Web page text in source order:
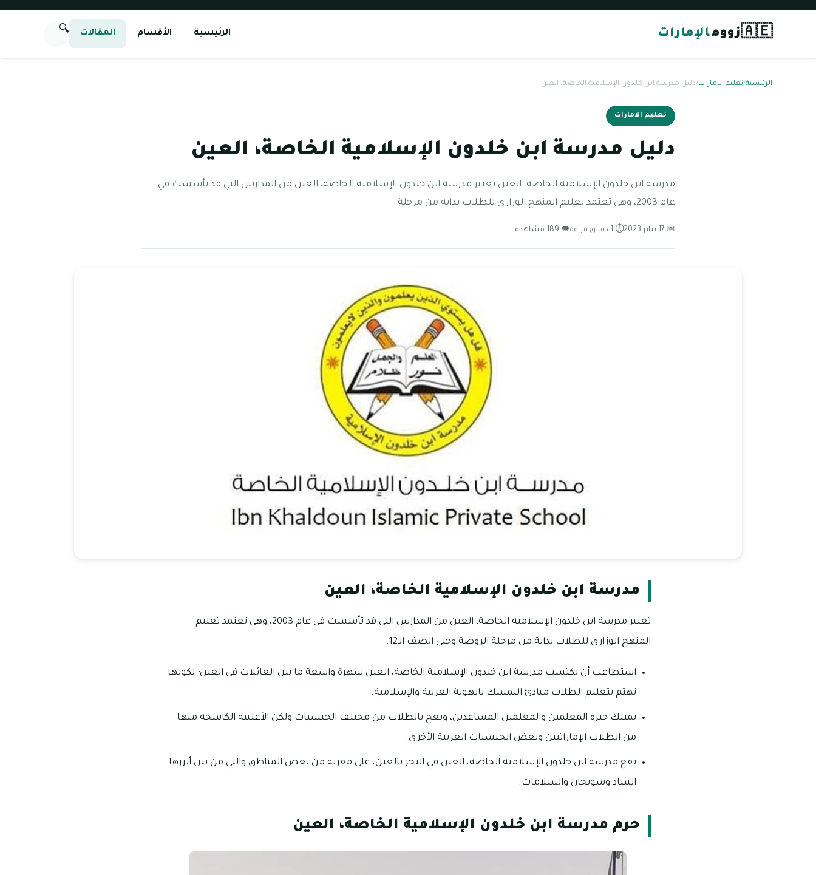
🇦🇪زوومالإمارات الرئيسية الأقسام المقالات 🔍
الرئيسية/تعليم الامارات/دليل مدرسة ابن خلدون الإسلامية الخاصة، العين
تعليم الامارات
دليل مدرسة ابن خلدون الإسلامية الخاصة، العين
مدرسة ابن خلدون الإسلامية الخاصة، العين تعتبر مدرسة ابن خلدون الإسلامية الخاصة، العين من المدارس التي قد تأسست في
عام 2003، وهي تعتمد تعليم المنهج الوزاري للطلاب بداية من مرحلة
📅 17 يناير 2023 ⏱ 1 دقائق قراءة 👁 189 مشاهدة
مدرسة ابن خلدون الإسلامية الخاصة، العين
تعتبر مدرسة ابن خلدون الإسلامية الخاصة، العين من المدارس التي قد تأسست في عام 2003، وهي تعتمد تعليم
المنهج الوزاري للطلاب بداية من مرحلة الروضة وحتى الصف الـ12.
استطاعت أن تكتسب مدرسة ابن خلدون الإسلامية الخاصة، العين شهرة واسعة ما بين العائلات في العين؛ لكونها
تهتم بتعليم الطلاب مبادئ التمسك بالهوية العربية والإسلامية.
تمتلك خيرة المعلمين والمعلمين المساعدين، وتعج بالطلاب من مختلف الجنسيات ولكن الأغلبية الكاسحة منها
من الطلاب الإماراتيين وبعض الجنسيات العربية الأخري.
تقع مدرسة ابن خلدون الإسلامية الخاصة، العين في اليحر بالعين، على مقربة من بعض المناطق والتي من بين أبرزها
الساد وسويحان والسلامات.
حرم مدرسة ابن خلدون الإسلامية الخاصة، العين